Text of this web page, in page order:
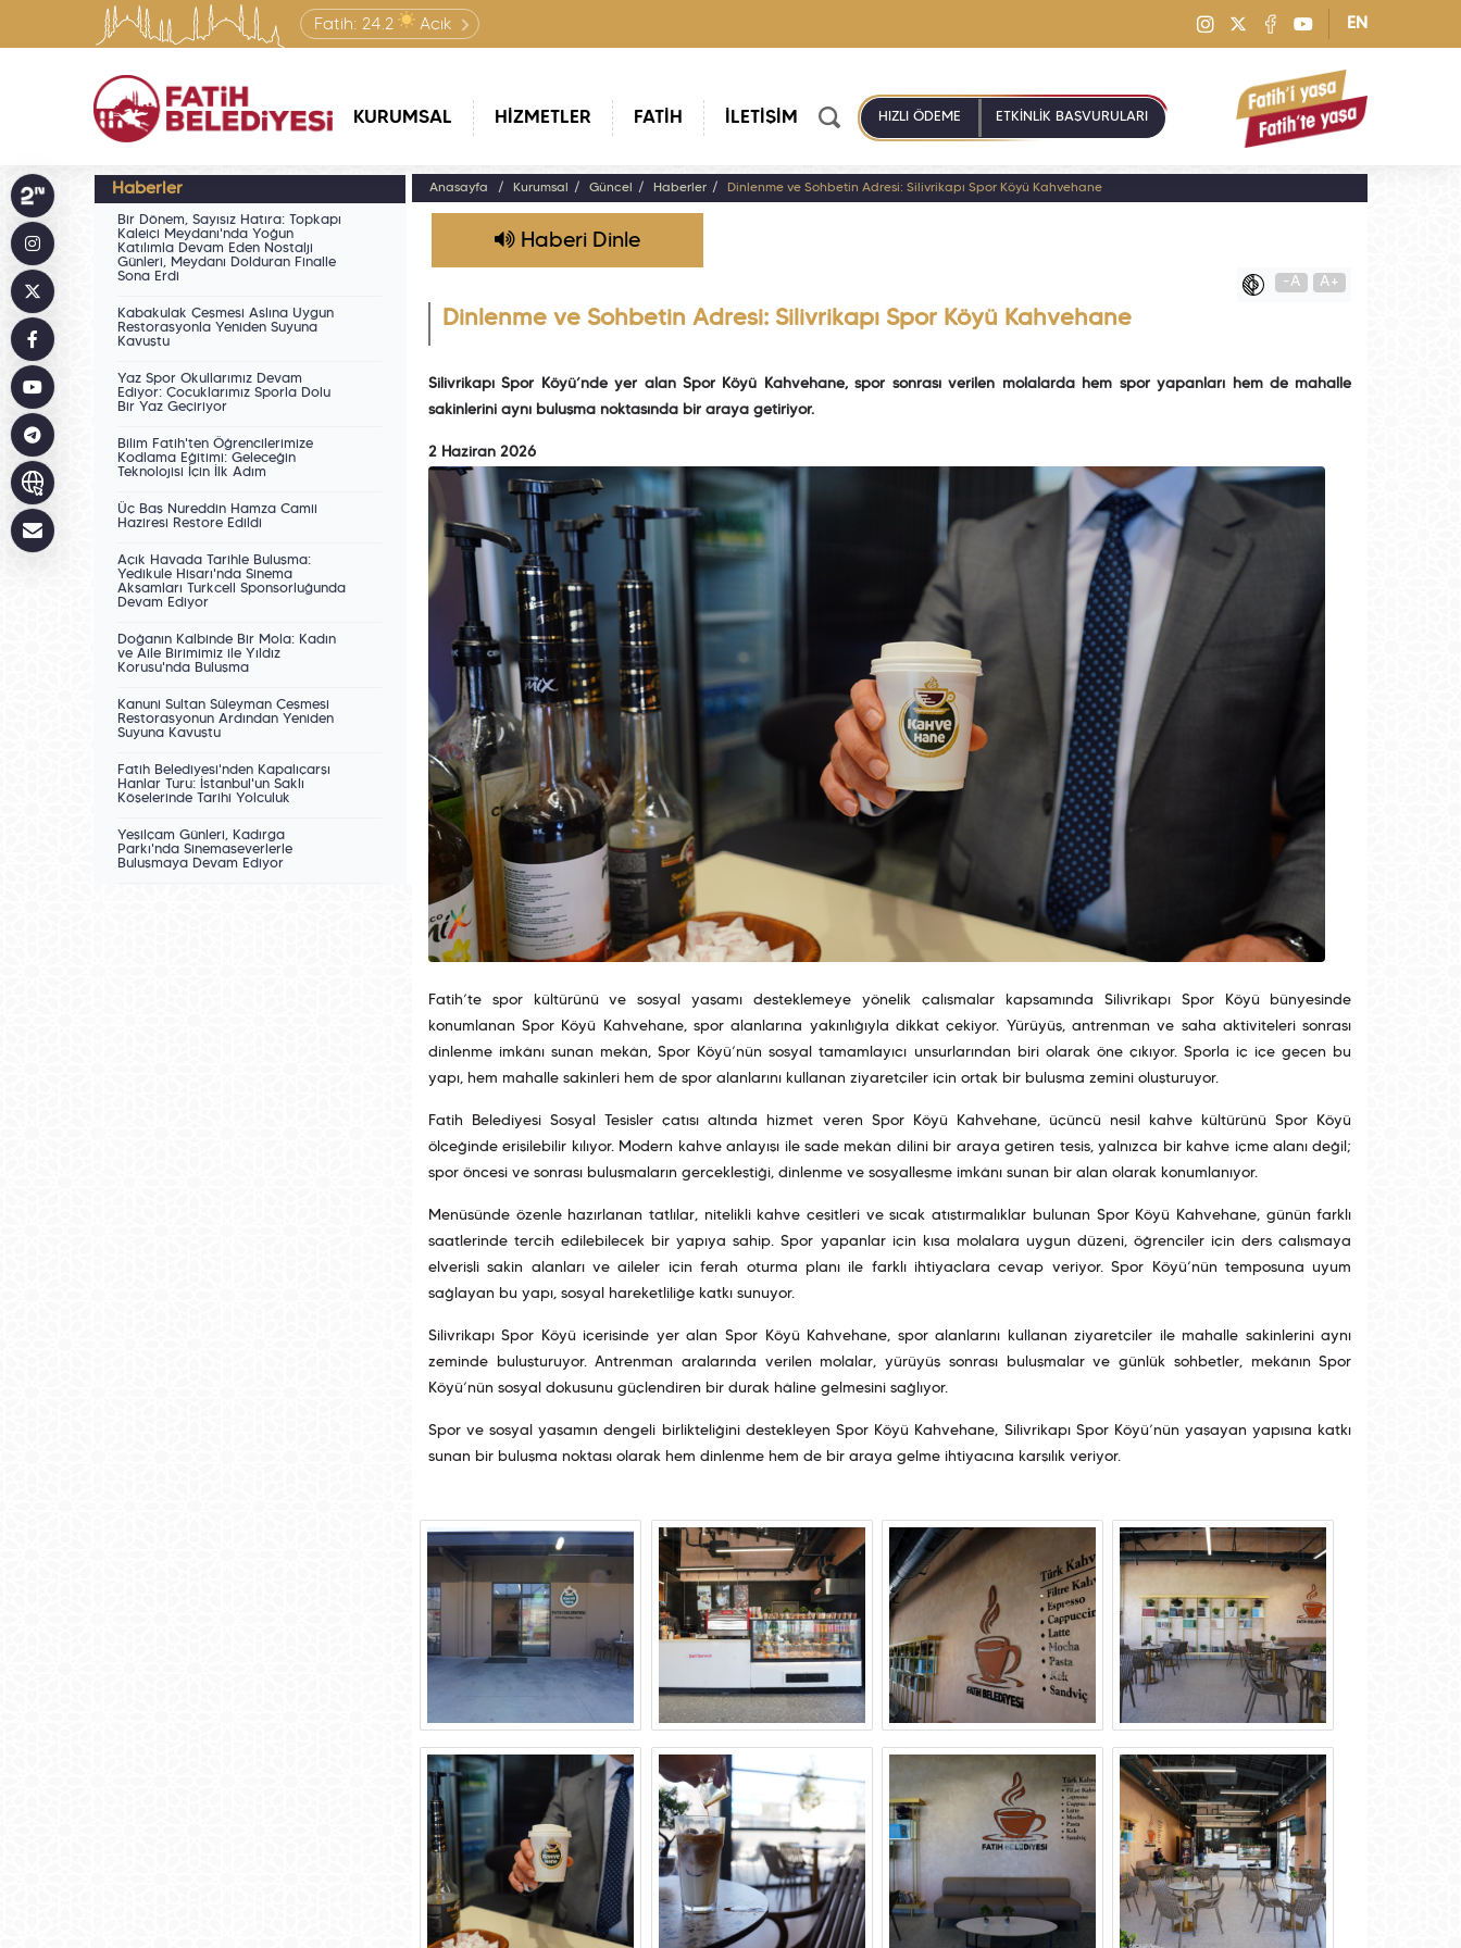
Fatih: 24.2 Açık EN
KURUMSAL HİZMETLER FATİH İLETİŞİM HIZLI ÖDEME ETKİNLİK BAŞVURULARI
Haberler
Bir Dönem, Sayısız Hatıra: Topkapı
Kaleiçi Meydanı'nda Yoğun
Katılımla Devam Eden Nostalji
Günleri, Meydanı Dolduran Finalle
Sona Erdi
Kabakulak Çeşmesi Aslına Uygun
Restorasyonla Yeniden Suyuna
Kavuştu
Yaz Spor Okullarımız Devam
Ediyor: Çocuklarımız Sporla Dolu
Bir Yaz Geçiriyor
Bilim Fatih'ten Öğrencilerimize
Kodlama Eğitimi: Geleceğin
Teknolojisi İçin İlk Adım
Üç Baş Nureddin Hamza Camii
Haziresi Restore Edildi
Açık Havada Tarihle Buluşma:
Yedikule Hisarı'nda Sinema
Akşamları Turkcell Sponsorluğunda
Devam Ediyor
Doğanın Kalbinde Bir Mola: Kadın
ve Aile Birimimiz ile Yıldız
Korusu'nda Buluşma
Kanuni Sultan Süleyman Çeşmesi
Restorasyonun Ardından Yeniden
Suyuna Kavuştu
Fatih Belediyesi'nden Kapalıçarşı
Hanlar Turu: İstanbul'un Saklı
Köşelerinde Tarihî Yolculuk
Yeşilçam Günleri, Kadırga
Parkı'nda Sinemaseverlerle
Buluşmaya Devam Ediyor
Anasayfa Kurumsal Güncel Haberler Dinlenme ve Sohbetin Adresi: Silivrikapı Spor Köyü Kahvehane
Haberi Dinle
-A A+
Dinlenme ve Sohbetin Adresi: Silivrikapı Spor Köyü Kahvehane
Silivrikapı Spor Köyü’nde yer alan Spor Köyü Kahvehane, spor sonrası verilen molalarda hem spor yapanları hem de mahalle
sakinlerini aynı buluşma noktasında bir araya getiriyor.
2 Haziran 2026
Fatih’te spor kültürünü ve sosyal yaşamı desteklemeye yönelik çalışmalar kapsamında Silivrikapı Spor Köyü bünyesinde
konumlanan Spor Köyü Kahvehane, spor alanlarına yakınlığıyla dikkat çekiyor. Yürüyüş, antrenman ve saha aktiviteleri sonrası
dinlenme imkânı sunan mekân, Spor Köyü’nün sosyal tamamlayıcı unsurlarından biri olarak öne çıkıyor. Sporla iç içe geçen bu
yapı, hem mahalle sakinleri hem de spor alanlarını kullanan ziyaretçiler için ortak bir buluşma zemini oluşturuyor.
Fatih Belediyesi Sosyal Tesisler çatısı altında hizmet veren Spor Köyü Kahvehane, üçüncü nesil kahve kültürünü Spor Köyü
ölçeğinde erişilebilir kılıyor. Modern kahve anlayışı ile sade mekân dilini bir araya getiren tesis, yalnızca bir kahve içme alanı değil;
spor öncesi ve sonrası buluşmaların gerçekleştiği, dinlenme ve sosyalleşme imkânı sunan bir alan olarak konumlanıyor.
Menüsünde özenle hazırlanan tatlılar, nitelikli kahve çeşitleri ve sıcak atıştırmalıklar bulunan Spor Köyü Kahvehane, günün farklı
saatlerinde tercih edilebilecek bir yapıya sahip. Spor yapanlar için kısa molalara uygun düzeni, öğrenciler için ders çalışmaya
elverişli sakin alanları ve aileler için ferah oturma planı ile farklı ihtiyaçlara cevap veriyor. Spor Köyü’nün temposuna uyum
sağlayan bu yapı, sosyal hareketliliğe katkı sunuyor.
Silivrikapı Spor Köyü içerisinde yer alan Spor Köyü Kahvehane, spor alanlarını kullanan ziyaretçiler ile mahalle sakinlerini aynı
zeminde buluşturuyor. Antrenman aralarında verilen molalar, yürüyüş sonrası buluşmalar ve günlük sohbetler, mekânın Spor
Köyü’nün sosyal dokusunu güçlendiren bir durak hâline gelmesini sağlıyor.
Spor ve sosyal yaşamın dengeli birlikteliğini destekleyen Spor Köyü Kahvehane, Silivrikapı Spor Köyü’nün yaşayan yapısına katkı
sunan bir buluşma noktası olarak hem dinlenme hem de bir araya gelme ihtiyacına karşılık veriyor.